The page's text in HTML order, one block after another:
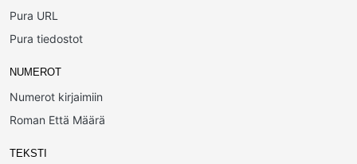
Pura URL
Pura tiedostot
NUMEROT
Numerot kirjaimiin
Roman Että Määrä
TEKSTI